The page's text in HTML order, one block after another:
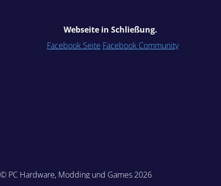
Webseite in Schließung.
Facebook Seite Facebook Community
© PC Hardware, Modding und Games 2026